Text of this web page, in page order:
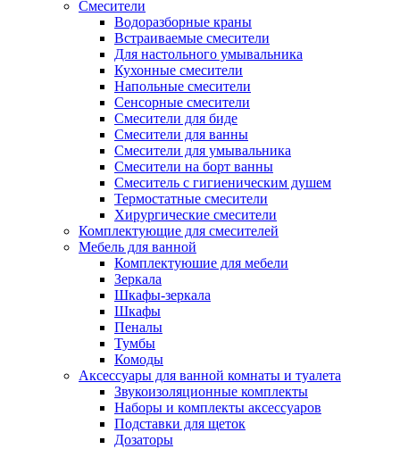
Смесители
Водоразборные краны
Встраиваемые смесители
Для настольного умывальника
Кухонные смесители
Напольные смесители
Сенсорные смесители
Смесители для биде
Смесители для ванны
Смесители для умывальника
Смесители на борт ванны
Смеситель с гигиеническим душем
Термостатные смесители
Хирургические смесители
Комплектующие для смесителей
Мебель для ванной
Комплектуюшие для мебели
Зеркала
Шкафы-зеркала
Шкафы
Пеналы
Тумбы
Комоды
Аксессуары для ванной комнаты и туалета
Звукоизоляционные комплекты
Наборы и комплекты аксессуаров
Подставки для щеток
Дозаторы